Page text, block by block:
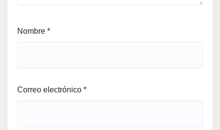
Nombre *
Correo electrónico *